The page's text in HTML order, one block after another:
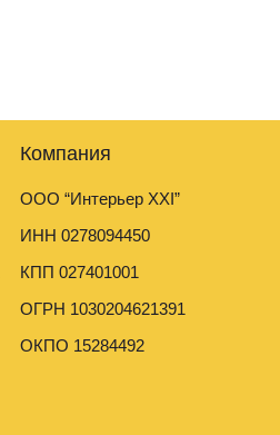
Компания
ООО “Интерьер XXI”
ИНН 0278094450
КПП 027401001
ОГРН 1030204621391
ОКПО 15284492